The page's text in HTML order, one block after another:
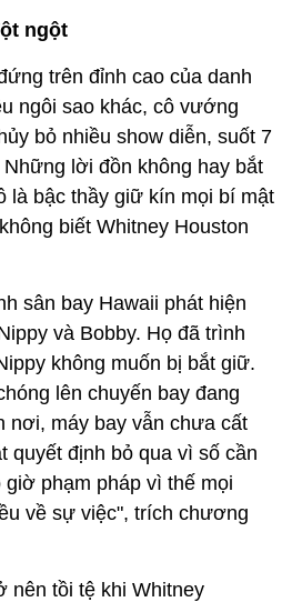
ngột
trên đỉnh cao của danh
ngôi sao khác, cô vướng
bỏ nhiều show diễn, suốt 7
lời đồn không hay bắt
là bậc thầy giữ kín mọi bí mật
biết Whitney Houston
sân bay Hawaii phát hiện
và Bobby. Họ đã trình
không muốn bị bắt giữ.
lên chuyến bay đang
nơi, máy bay vẫn chưa cất
quyết định bỏ qua vì số cần
phạm pháp vì thế mọi
về sự việc", trích chương
nên tồi tệ khi Whitney